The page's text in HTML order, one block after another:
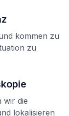
kommen zu
zu
wir die
lokalisieren